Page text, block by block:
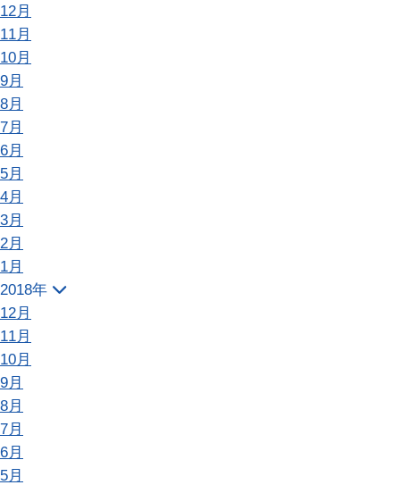
12月
11月
10月
9月
8月
7月
6月
5月
4月
3月
2月
1月
2018年
12月
11月
10月
9月
8月
7月
6月
5月